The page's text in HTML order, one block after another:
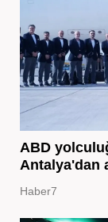
ABD
Antalya'dan
Haber7